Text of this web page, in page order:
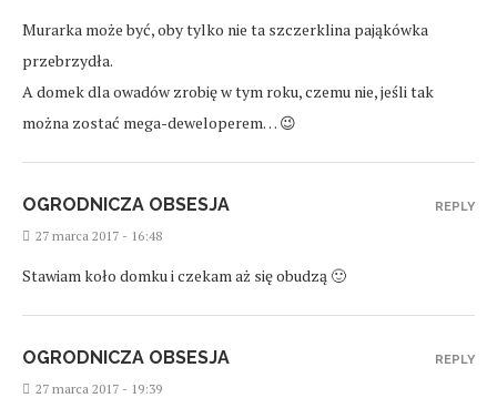
Murarka może być, oby tylko nie ta szczerklina pająkówka
przebrzydła.
A domek dla owadów zrobię w tym roku, czemu nie, jeśli tak
można zostać mega-deweloperem… 😉
OGRODNICZA OBSESJA
27 marca 2017 - 16:48
Stawiam koło domku i czekam aż się obudzą 🙂
REPLY
OGRODNICZA OBSESJA
27 marca 2017 - 19:39
REPLY